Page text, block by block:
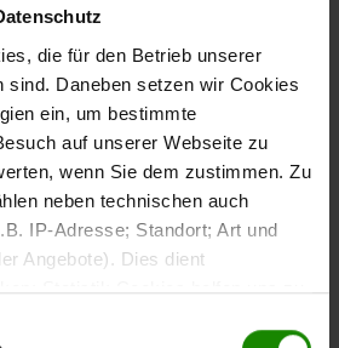
die für den Betrieb unserer
sind. Daneben setzen wir Cookies
ein, um bestimmte
auf unserer Webseite zu
wenn Sie dem zustimmen. Zu
neben technischen auch
IP-Adresse; Standort; Art und
Angebote). Dies dient
Statistik Cookies helfen uns zu
Form
zu einem gemütlichen Begleiter –
oder entspannten
Stoff steht das filigrane
Eisen, das dem
Leichtigkeit verleiht. Als
fügt er sich harmonisch
Essbereiche ein – ein echter